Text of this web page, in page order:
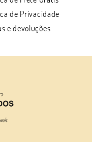
de Privacidade
e devoluções